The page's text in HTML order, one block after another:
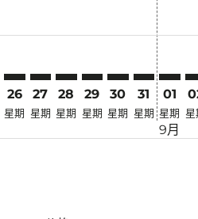
26
星期
27
星期
28
星期
29
星期
30
星期
31
星期
01
星期
9月
星